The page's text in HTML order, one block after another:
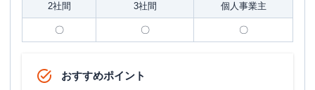
2社間 3社間 個人事業主
〇 〇 〇
おすすめポイント